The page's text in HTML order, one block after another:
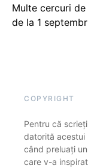
Multe cercuri
de la 1
COPYRIGHT
Pentru că
datorită acestui
când preluați
care v-a